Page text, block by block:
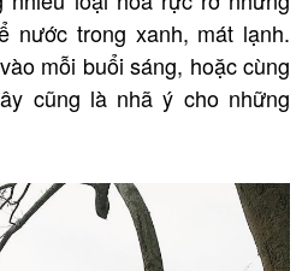
nước trong xanh, mát lạnh.
mỗi buổi sáng, hoặc cùng
cũng là nhã ý cho những